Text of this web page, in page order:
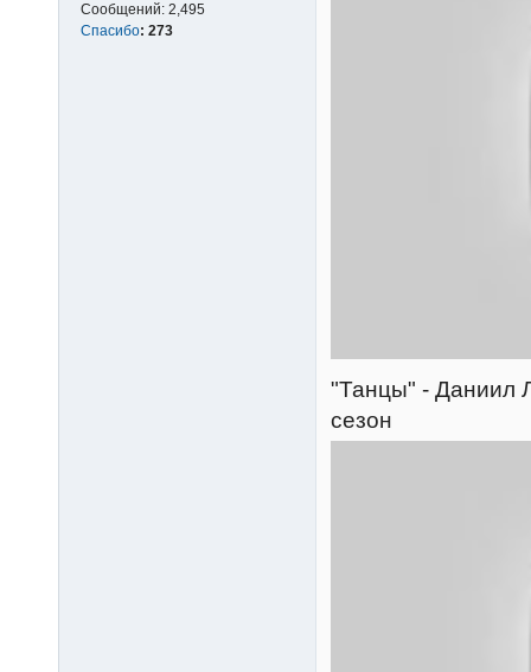
Сообщений: 2,495
Спасибо: 273
"Танцы" - Даниил
сезон